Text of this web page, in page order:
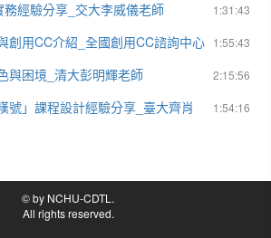
1:31:43
務經驗分享_交大李威儀老師
1:55:43
創用CC介紹_全國創用CC諮詢中心
2:15:56
與困境_清大彭明輝老師
1:54:16
號」課程設計經驗分享_臺大齊肖
© by NCHU-CDTL.
All rights reserved.